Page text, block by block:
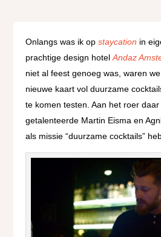
Onlangs was ik opstaycation in
prachtige design hotelAndaz
niet al feest genoeg was, waren
nieuwe kaart vol duurzame
te komen testen. Aan het roer
getalenteerde Martin Eisma en
als missie “duurzame cocktails”